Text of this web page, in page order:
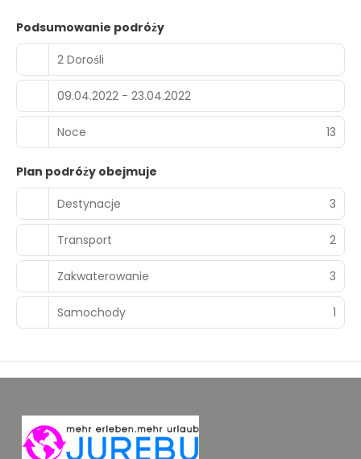
Podsumowanie podróży
2 Dorośli
09.04.2022 - 23.04.2022
Noce 13
Plan podróży obejmuje
Destynacje
3
Transport 2
Zakwaterowanie 3
Samochody 1